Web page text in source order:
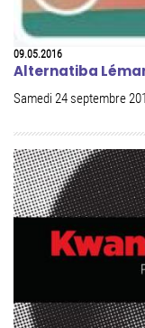
09.05.2016
Alternatiba
Samedi 24 septembre